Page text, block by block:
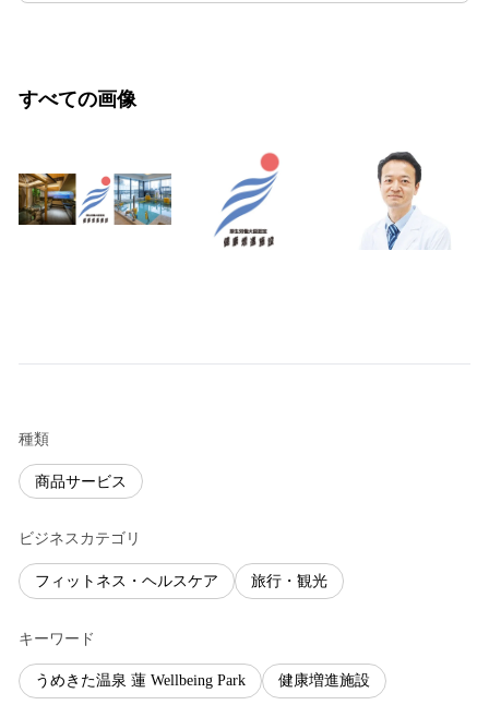
すべての画像
種類
商品サービス
ビジネスカテゴリ
フィットネス・ヘルスケア 旅行・観光
キーワード
うめきた温泉 蓮 Wellbeing Park 健康増進施設